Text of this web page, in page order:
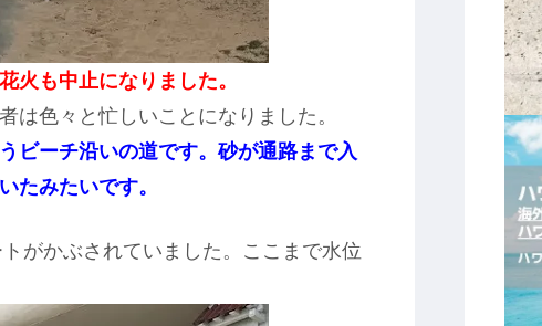
火も中止になりました。
は色々と忙しいことになりました。
ビーチ沿いの道です。砂が通路まで入
たみたいです。
がかぶされていました。ここまで水位